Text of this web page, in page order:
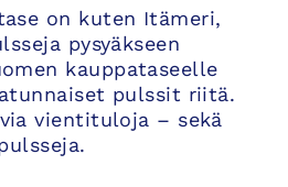
on kuten Itämeri,
pysyäkseen
kauppataseelle
pulssit riitä.
vientituloja – sekä